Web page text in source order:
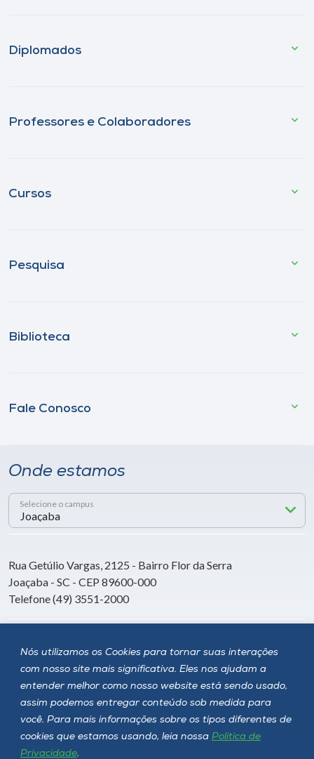
Nós utilizamos os Cookies para tornar suas interações
com nosso site mais significativa. Eles nos ajudam a
entender melhor como nosso website está sendo usado,
assim podemos entregar conteúdo sob medida para
você. Para mais informações sobre os tipos diferentes de
cookies que estamos usando, leia nossa Política de
Privacidade.
Diplomados
Professores e Colaboradores
Cursos
Pesquisa
Biblioteca
Fale Conosco
Onde estamos
Selecione o campus
Rua Getúlio Vargas, 2125 - Bairro Flor da Serra
Joaçaba - SC - CEP 89600-000
Telefone (49) 3551-2000
Siga a Unoesc